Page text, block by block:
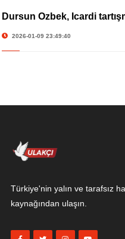
Dursun Özbek, Icardi
2026-01-09 23:49:40
Türkiye'nin yalın ve tarafsız
kaynağından ulaşın.